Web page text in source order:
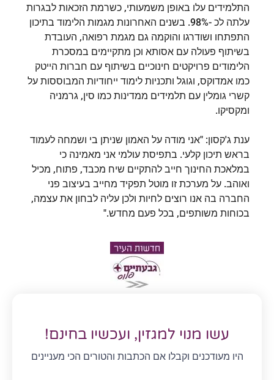
התלמידים עלו באופן משמעותי, כשרמת הזכאות לבגרות
עלתה לכ -98%. בשנים האחרונות מגמות הלימוד בתיכון
התפתחו ושודרגו והוקמה גם מגמת רפואה, העובדת
בשיתוף פעולה עם אסותא וכן מתקיימים במסכרת
הלימודים פרויקטים חינוכיים בשיתוף עם חברות הייטק
כמו אמדוקס, וגוגל ותכניות לימוד ייחודיות המבוססות על
קשרי גומלין עם תלמידים ממדינות כמו סין, גרמניה
ומקסיקו.
ענת ג'קסון: "אני מודה על האמון שניתן בי ושמחה לעמוד
בראש תיכון קלעי. בתפיסת עולמי אני מאמינה כי
במלאכת החינוך חייב להתקיים שיח מכבד, פתוח, מכיל
ואוהב. על מערכת זו מוטל תפקיד מחייב בעיצוב פני
החברה בה אנו רוצים לחיות ולכן עליה לבחון את עצמה,
בכוחות משותפים, בכל פעם מחדש."
עשו מנוי למגזין, ועכשיו בחינם!
היו מעודכנים וקבלו אם הכתבות והטורים הכי מעניינים